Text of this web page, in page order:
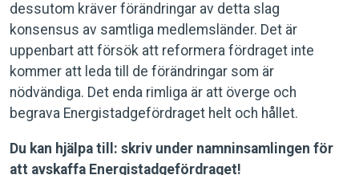
dessutom kräver förändringar av detta slag
konsensus av samtliga medlemsländer. Det är
uppenbart att försök att reformera fördraget inte
kommer att leda till de förändringar som är
nödvändiga. Det enda rimliga är att överge och
begrava Energistadgefördraget helt och hållet.
Du kan hjälpa till: skriv under namninsamlingen för
att avskaffa Energistadgefördraget!